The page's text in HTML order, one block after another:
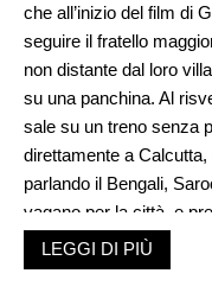
che all’inizio del film di
seguire il fratello
non distante dal loro
su una panchina. Al
sale su un treno senza
direttamente a
parlando il Bengali,
vagano per la città, e
1987, quando una
universitario a
LEGGI DI PIÙ